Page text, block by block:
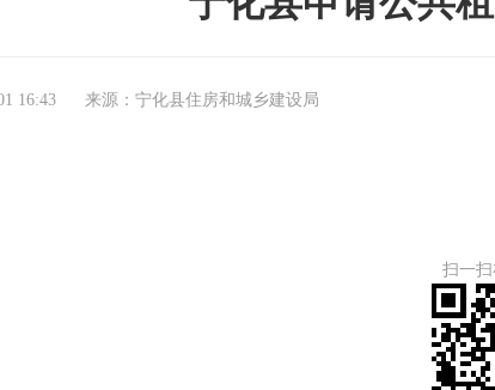
16:43 来源：宁化县住房和城乡建设局
扫一